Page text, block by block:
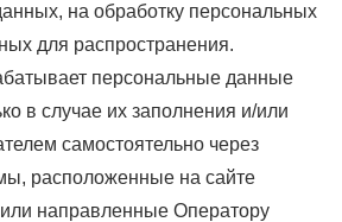
на обработку персональных
для распространения.
персональные данные
в случае их заполнения и/или
самостоятельно через
расположенные на сайте
или направленные Оператору